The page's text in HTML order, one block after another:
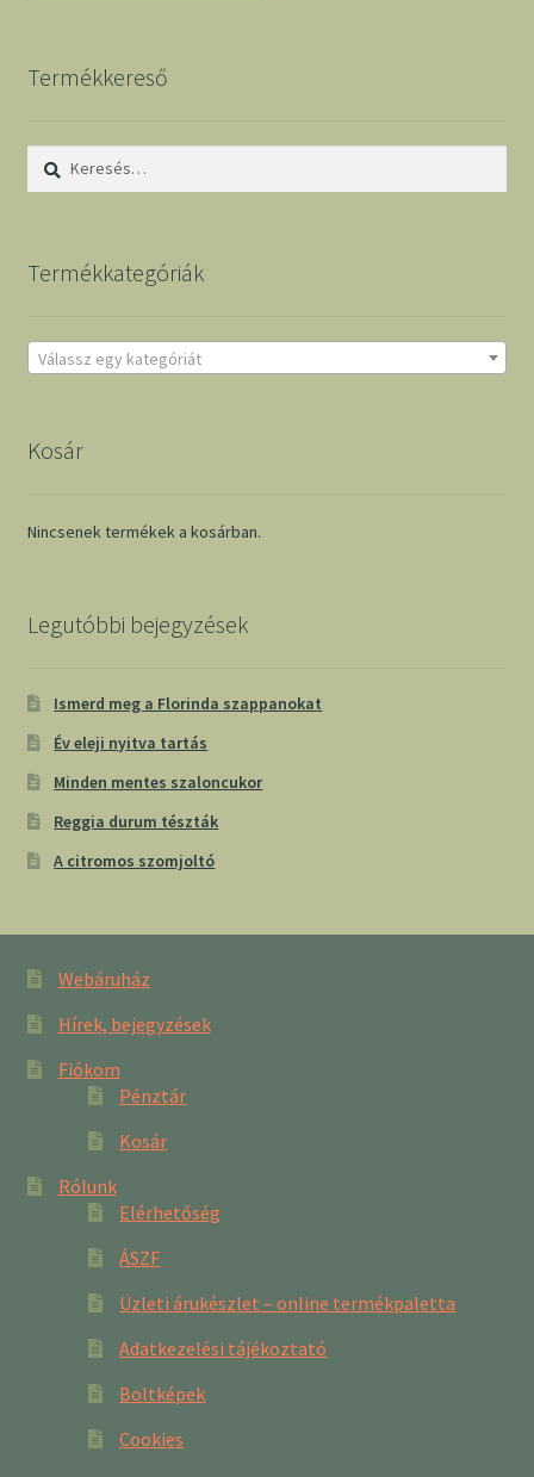
Termékkereső
Keresés:
Termékkategóriák
Válassz egy kategóriát
Kosár
Nincsenek termékek a kosárban.
Legutóbbi bejegyzések
Ismerd meg a Florinda szappanokat
Év eleji nyitva tartás
Minden mentes szaloncukor
Reggia durum tészták
A citromos szomjoltó
Webáruház
Hírek, bejegyzések
Fiókom
Pénztár
Kosár
Rólunk
Elérhetőség
ÁSZF
Üzleti árukészlet – online termékpaletta
Adatkezelési tájékoztató
Boltképek
Cookies